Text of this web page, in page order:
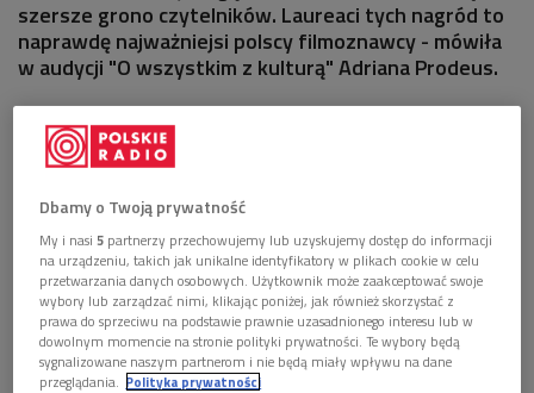
szersze grono czytelników. Laureaci tych nagród to
naprawdę najważniejsi polscy filmoznawcy - mówiła
w audycji "O wszystkim z kulturą" Adriana Prodeus.
Dbamy o Twoją prywatność
My i nasi5 partnerzy przechowujemy lub uzyskujemy dostęp do informacji
na urządzeniu, takich jak unikalne identyfikatory w plikach cookie w celu
przetwarzania danych osobowych. Użytkownik może zaakceptować swoje
wybory lub zarządzać nimi, klikając poniżej, jak również skorzystać z
prawa do sprzeciwu na podstawie prawnie uzasadnionego interesu lub w
dowolnym momencie na stronie polityki prywatności. Te wybory będą
sygnalizowane naszym partnerom i nie będą miały wpływu na dane
przeglądania. Polityka prywatności